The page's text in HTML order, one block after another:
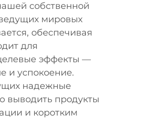
собственной
мировых
обеспечивая
для
эффекты —
и успокоение.
надежные
выводить продукты
и коротким